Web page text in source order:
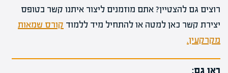
רוצים גם להצטיין? אתם מוזמנים ליצור איתנו קשר בטופס
יצירת קשר כאן למטה או להתחיל מיד ללמוד קורס שמאות
מקרקעין.
ראו גם: